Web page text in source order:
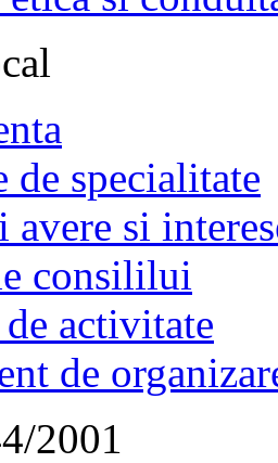
specialitate
avere si
consililui
activitate
de
2001